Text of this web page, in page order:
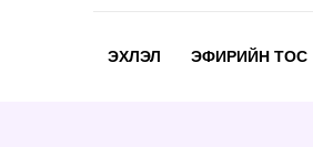
ЭХЛЭЛ ЭФИРИЙН ТОС